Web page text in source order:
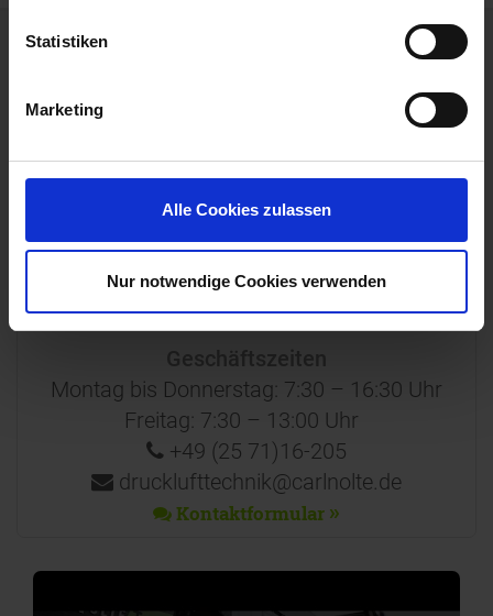
Statistiken
Marketing
Alle Cookies zulassen
Nur notwendige Cookies verwenden
Unser Team steht Ihnen mit Rat und Tat zu
wir melden uns umgehend zurück.
Team Drucklufttechnik
Geschäftszeiten
Montag bis Donnerstag: 7:30 – 16:30 Uhr
Freitag: 7:30 – 13:00 Uhr
+49 (25 71)16-205
drucklufttechnik@carlnolte.de
Kontaktformular